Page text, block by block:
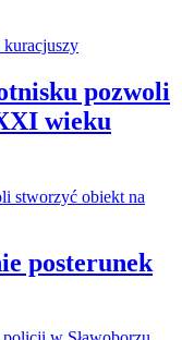
pozwoli
wieku
posterunek